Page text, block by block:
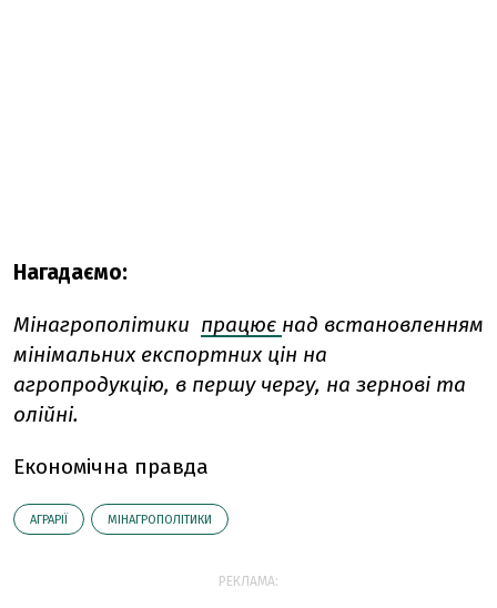
Нагадаємо:
Мінагрополітики працює над встановленням
мінімальних експортних цін на
агропродукцію, в першу чергу, на зернові та
олійні.
Економічна правда
АГРАРІЇ МІНАГРОПОЛІТИКИ
РЕКЛАМА: